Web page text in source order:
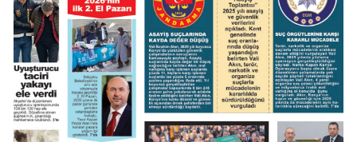
Kayseri
Kırklareli
Kırşehir
Kocaeli